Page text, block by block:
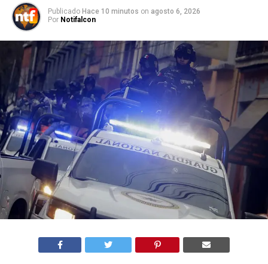
Publicado Hace 10 minutos on agosto 6, 2026
Por Notifalcon